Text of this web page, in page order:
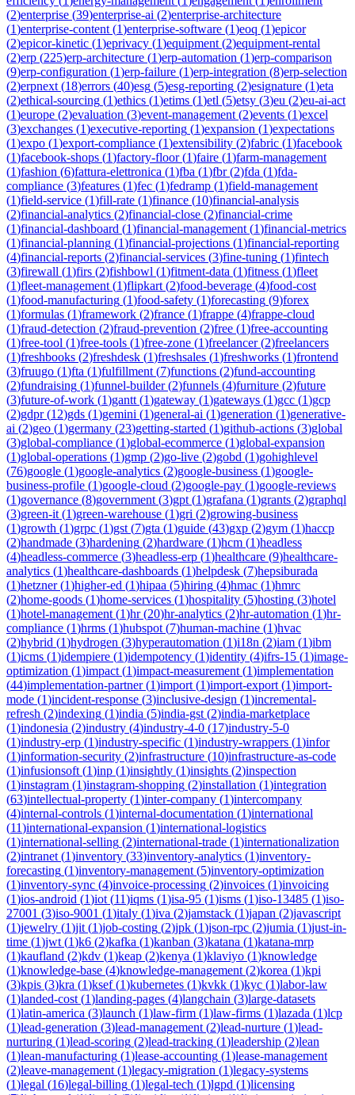
(2)enterprise (39)enterprise-ai (2)enterprise-architecture
(1)enterprise-content (1)enterprise-software (1)eoq (1)epicor
(2)epicor-kinetic (1)eprivacy (1)equipment (2)equipment-rental
(2)erp (225)erp-architecture (1)erp-automation (1)erp-comparison
(9)erp-configuration (1)erp-failure (1)erp-integration (8)erp-selection
(2)erpnext (18)errors (40)esg (5)esg-reporting (2)esignature (1)eta
(2)ethical-sourcing (1)ethics (1)etims (1)etl (5)etsy (3)eu (2)eu-ai-act
(1)europe (2)evaluation (3)event-management (2)events (1)excel
(3)exchanges (1)executive-reporting (1)expansion (1)expectations
(1)expo (1)export-compliance (1)extensibility (2)fabric (1)facebook
(1)facebook-shops (1)factory-floor(1)faire (1)farm-management
(1)fashion (6)fattura-elettronica (1)fba (1)fbr(2)fda (1)fda-
compliance (3)features (1)fec (1)fedramp (1)field-management
(1)field-service (1)fill-rate (1)finance (10)financial-analysis
(2)financial-analytics (2)financial-close (2)financial-crime
(1)financial-dashboard (1)financial-management (1)financial-metrics
(1)financial-planning (1)financial-projections (1)financial-reporting
(4)financial-reports (2)financial-services (3)fine-tuning (1)fintech
(3)firewall (1)firs (2)fishbowl (1)fitment-data (1)fitness (1)fleet
(1)fleet-management (1)flipkart (2)food-beverage (4)food-cost
(1)food-manufacturing (1)food-safety (1)forecasting (9)forex
(1)formulas (1)framework (2)france (1)frappe (4)frappe-cloud
(1)fraud-detection (2)fraud-prevention (2)free (1)free-accounting
(1)free-tool (1)free-tools (1)free-zone (1)freelancer(2)freelancers
(1)freshbooks (2)freshdesk (1)freshsales (1)freshworks (1)frontend
(3)fruugo (1)fta (1)fulfillment (7)functions (2)fund-accounting
(2)fundraising (1)funnel-builder(2)funnels (4)furniture (2)future
(3)future-of-work (1)gantt (1)gateway (1)gateways (1)gcc (1)gcp
(2)gdpr(12)gds (1)gemini (1)general-ai (1)generation (1)generative-
ai (2)geo (1)germany (23)getting-started (1)github-actions (3)global
(3)global-compliance (1)global-ecommerce (1)global-expansion
(1)global-operations (1)gmp (2)go-live (2)gobd (1)gohighlevel
(76)google (1)google-analytics (2)google-business (1)google-
business-profile (1)google-cloud (2)google-pay (1)google-reviews
(1)governance (8)government (3)gpt (1)grafana (1)grants (2)graphql
(3)green-it (1)green-warehouse (1)gri (2)growing-business
(1)growth (1)grpc (1)gst (7)gta (1)guide (43)gxp (2)gym (1)haccp
(2)handmade (3)hardening (2)hardware (1)hcm (1)headless
(4)headless-commerce (3)headless-erp (1)healthcare (9)healthcare-
analytics (1)healthcare-dashboards (1)helpdesk (7)hepsiburada
(1)hetzner(1)higher-ed (1)hipaa (5)hiring (4)hmac (1)hmrc
(2)home-goods (1)home-services (1)hospitality (5)hosting (3)hotel
(1)hotel-management (1)hr(20)hr-analytics (2)hr-automation (1)hr-
compliance (1)hrms (1)hubspot (7)human-machine (1)hvac
(2)hybrid (1)hydrogen (3)hyperautomation (1)i18n (2)iam (1)ibm
(1)icms (1)idempiere (1)idempotency (1)identity (4)ifrs-15 (1)image-
optimization (1)impact (1)impact-measurement (1)implementation
(44)implementation-partner(1)import (1)import-export (1)import-
mode (1)incident-response (3)inclusive-design (1)incremental-
refresh (2)indexing (1)india (5)india-gst (2)india-marketplace
(1)indonesia (2)industry (4)industry-4-0 (17)industry-5-0
(1)industry-erp (1)industry-specific (1)industry-wrappers (1)infor
(1)information-security (2)infrastructure (10)infrastructure-as-code
(1)infusionsoft (1)inp (1)insightly (1)insights (2)inspection
(1)instagram (1)instagram-shopping (2)installation (1)integration
(63)intellectual-property (1)inter-company (1)intercompany
(4)internal-controls (1)internal-documentation (1)international
(11)international-expansion (1)international-logistics
(1)international-selling (2)international-trade (1)internationalization
(2)intranet (1)inventory (33)inventory-analytics (1)inventory-
forecasting (1)inventory-management (5)inventory-optimization
(1)inventory-sync (4)invoice-processing (2)invoices (1)invoicing
(1)ios-android (1)iot (11)iqms (1)isa-95 (1)isms (1)iso-13485 (1)iso-
27001 (3)iso-9001 (1)italy (1)iva (2)jamstack (1)japan (2)javascript
(1)jewelry (1)jit (1)job-costing (2)jpk (1)json-rpc (2)jumia (1)just-in-
time (1)jwt (1)k6 (2)kafka (1)kanban (3)katana (1)katana-mrp
(1)kaufland (2)kdv (1)keap (2)kenya (1)klaviyo (1)knowledge
(1)knowledge-base (4)knowledge-management (2)korea (1)kpi
(3)kpis (3)kra (1)ksef(1)kubernetes (1)kvkk (1)kyc (1)labor-law
(1)landed-cost (1)landing-pages (4)langchain (3)large-datasets
(1)latin-america (3)launch (1)law-firm (1)law-firms (1)lazada (1)lcp
(1)lead-generation (3)lead-management (2)lead-nurture (1)lead-
nurturing (1)lead-scoring (2)lead-tracking (1)leadership (2)lean
(1)lean-manufacturing (1)lease-accounting (1)lease-management
(2)leave-management (1)legacy-migration (1)legacy-systems
(1)legal (16)legal-billing (1)legal-tech (1)lgpd (1)licensing